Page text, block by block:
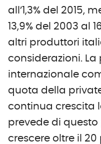
all’1,3% del 2015,
13,9% del 2003 al
altri produttori
considerazioni. La
internazionale
quota della
continua crescita
prevede di questo
crescere oltre il 20